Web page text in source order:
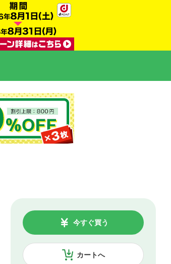
カートへ
今すぐ買う